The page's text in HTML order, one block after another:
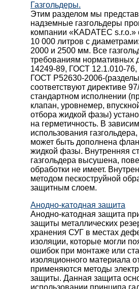
Газгольдеры.
Этим разделом мы
надземные газгольдеры
компании «KADATEC
10 000 литров с
2000 и 2500 мм. Все
требованиям нормативных
14249-89, ГОСТ 12.1.010-
ГОСТ Р52630-2006-
соответствуют директиве
стандартном исполнении
клапан, уровнемер,
отбора жидкой фазы)
на герметичность. В
использования
может быть дополнена
жидкой фазы. Внутренняя
газгольдера высушена,
обработки не имеет.
методом пескоструйной
защитным слоем.
Анодно-катодная защита
Анодно-катодная защита
защиты металлических
хранения СУГ в местах
изоляции, которые могли
ошибок при монтаже или
изоляционного материала
применяются методы
защиты. Данная защита